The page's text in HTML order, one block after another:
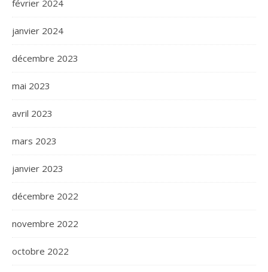
février 2024
janvier 2024
décembre 2023
mai 2023
avril 2023
mars 2023
janvier 2023
décembre 2022
novembre 2022
octobre 2022